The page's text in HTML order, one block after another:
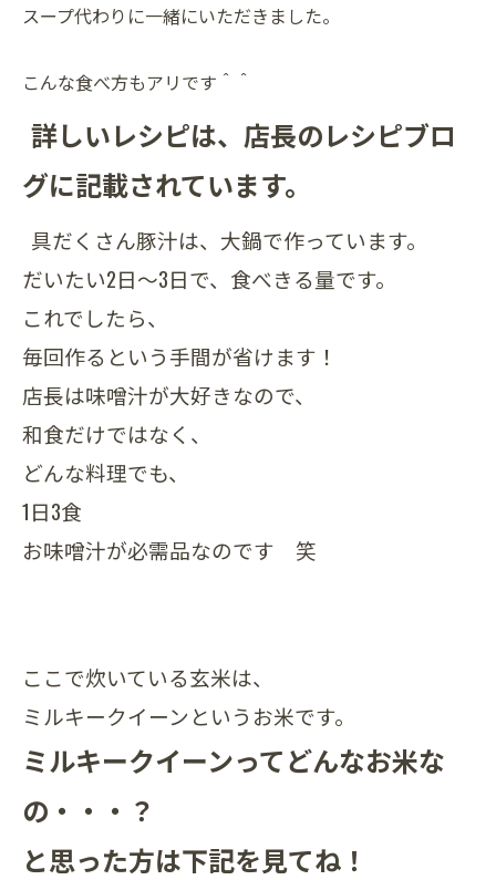
スープ代わりに一緒にいただきました。
こんな食べ方もアリです＾＾
詳しいレシピは、店長のレシピブロ
グに記載されています。
具だくさん豚汁は、大鍋で作っています。
だいたい2日～3日で、食べきる量です。
これでしたら、
毎回作るという手間が省けます！
店長は味噌汁が大好きなので、
和食だけではなく、
どんな料理でも、
1日3食
お味噌汁が必需品なのです 笑
ここで炊いている玄米は、
ミルキークイーンというお米です。
ミルキークイーンってどんなお米な
の・・・？
と思った方は下記を見てね！